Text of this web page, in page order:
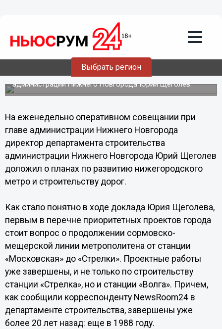
Выбрать регион
Стало известно, сколько будет стоить
строительство метро до Стрелки в
Нижнем Новгороде
Об этом сообщил директор департамента строительства
администрации Нижнего Новгорода Юрий Щеголев.
На еженедельно оперативном совещании при
главе администрации Нижнего Новгорода
директор департамента строительства
администрации Нижнего Новгорода Юрий Щеголев
доложил о планах по развитию нижегородского
метро и строительству дорог.
Как стало понятно в ходе доклада Юрия Щеголева,
первым в перечне приоритетных проектов города
стоит вопрос о продолжении сормовско-
мещерской линии метрополитена от станции
«Московская» до «Стрелки». Проектные работы
уже завершены, и не только по строительству
станции «Стрелка», но и станции «Волга». Причем,
как сообщили корреспонденту NewsRoom24 в
департаменте строительства, завершены уже
более 20 лет назад: еще в 1988 году.